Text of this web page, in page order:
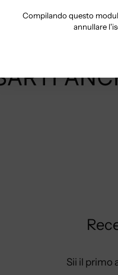
Compilando questo
annullare
Sii il primo